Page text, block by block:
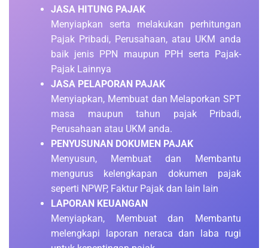
JASA HITUNG PAJAK
Menyiapkan serta melakukan perhitungan
Pajak Pribadi, Perusahaan, atau UKM anda
baik jenis PPN maupun PPH serta Pajak-
Pajak Lainnya
JASA PELAPORAN PAJAK
Menyiapkan, Membuat dan Melaporkan SPT
masa maupun tahun pajak Pribadi,
Perusahaan atau UKM anda.
PENYUSUNAN DOKUMEN PAJAK
Menyusun, Membuat dan Membantu
mengurus kelengkapan dokumen pajak
seperti NPWP, Faktur Pajak dan lain lain
LAPORAN KEUANGAN
Menyiapkan, Membuat dan Membantu
melengkapi laporan neraca dan laba rugi